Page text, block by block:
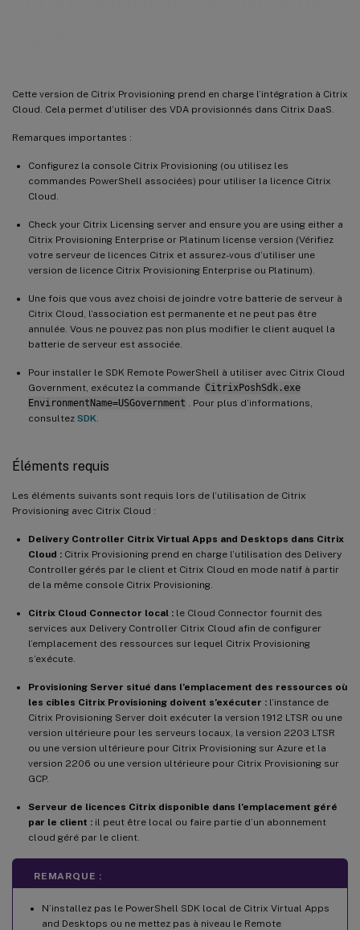
Cette version de Citrix Provisioning prend en charge l’intégration à Citrix
Cloud. Cela permet d’utiliser des VDA provisionnés dans Citrix DaaS.
Remarques importantes :
Configurez la console Citrix Provisioning (ou utilisez les
commandes PowerShell associées) pour utiliser la licence Citrix
Cloud.
Check your Citrix Licensing server and ensure you are using either a
Citrix Provisioning Enterprise or Platinum license version (Vérifiez
votre serveur de licences Citrix et assurez-vous d’utiliser une
version de licence Citrix Provisioning Enterprise ou Platinum).
Une fois que vous avez choisi de joindre votre batterie de serveur à
Citrix Cloud, l’association est permanente et ne peut pas être
annulée. Vous ne pouvez pas non plus modifier le client auquel la
batterie de serveur est associée.
Pour installer le SDK Remote PowerShell à utiliser avec Citrix Cloud
Government, exécutez la commande CitrixPoshSdk.exe
EnvironmentName=USGovernment
. Pour plus d’informations,
consultez SDK
Éléments requis
Les éléments suivants sont requis lors de l’utilisation de Citrix
Provisioning avec Citrix Cloud :
Delivery Controller Citrix Virtual Apps and Desktops dans Citrix
Cloud : Citrix Provisioning prend en charge l’utilisation des Delivery
Controller gérés par le client et Citrix Cloud en mode natif à partir
de la même console Citrix Provisioning.
Citrix Cloud Connector local : le Cloud Connector fournit des
services aux Delivery Controller Citrix Cloud afin de configurer
l’emplacement des ressources sur lequel Citrix Provisioning
s’exécute.
Provisioning Server situé dans l’emplacement des ressources où
les cibles Citrix Provisioning doivent s’exécuter : l’instance de
Citrix Provisioning Server doit exécuter la version 1912 LTSR ou une
version ultérieure pour les serveurs locaux, la version 2203 LTSR
ou une version ultérieure pour Citrix Provisioning sur Azure et la
version 2206 ou une version ultérieure pour Citrix Provisioning sur
GCP.
Serveur de licences Citrix disponible dans l’emplacement géré
par le client : il peut être local ou faire partie d’un abonnement
cloud géré par le client.
REMARQUE :
N’installez pas le PowerShell SDK local de Citrix Virtual Apps
and Desktops ou ne mettez pas à niveau le Remote
Dépannage